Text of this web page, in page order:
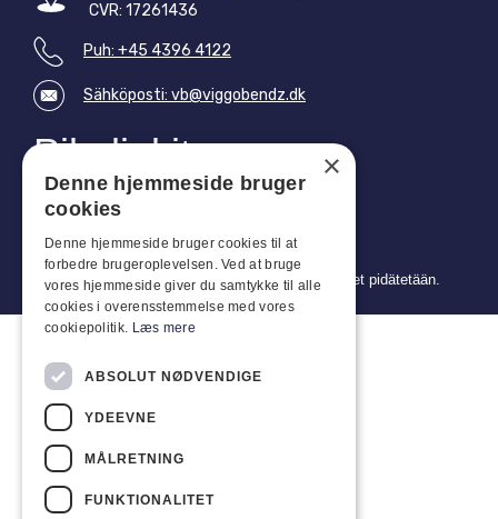
CVR: 17261436
Puh: +45 4396 4122
Sähköposti: vb@viggobendz.dk
Pikalinkit
Tietosuojakäytäntö
Myynti- ja toimitusehdot
Copyright 2024 © Viggo Bendz. Kaikki oikeudet pidätetään.
×
Denne hjemmeside bruger
cookies
Denne hjemmeside bruger cookies til at
forbedre brugeroplevelsen. Ved at bruge
vores hjemmeside giver du samtykke til alle
cookies i overensstemmelse med vores
cookiepolitik. Læs mere
ABSOLUT NØDVENDIGE
YDEEVNE
MÅLRETNING
FUNKTIONALITET